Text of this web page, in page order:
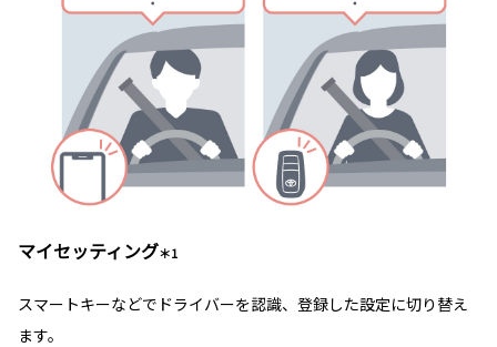
マイセッティング＊1
スマートキーなどでドライバーを認識、登録した設定に切り替え
ます。